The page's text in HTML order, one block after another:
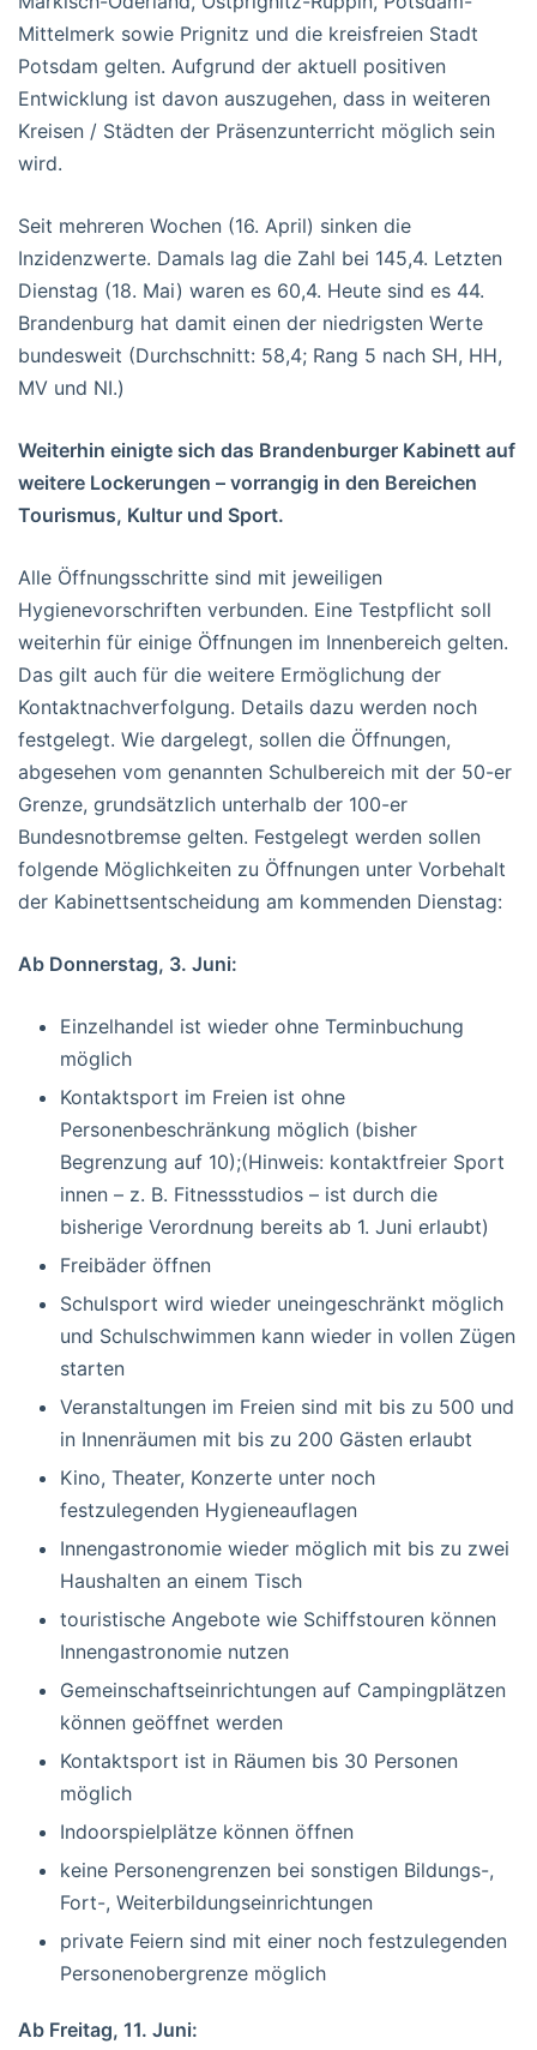
Mittelmerk sowie Prignitz und die kreisfreien Stadt
Potsdam gelten. Aufgrund der aktuell positiven
Entwicklung ist davon auszugehen, dass in weiteren
Kreisen / Städten der Präsenzunterricht möglich sein
wird.
Seit mehreren Wochen (16. April) sinken die
Inzidenzwerte. Damals lag die Zahl bei 145,4. Letzten
Dienstag (18. Mai) waren es 60,4. Heute sind es 44.
Brandenburg hat damit einen der niedrigsten Werte
bundesweit (Durchschnitt: 58,4; Rang 5 nach SH, HH,
MV und NI.)
Weiterhin einigte sich das Brandenburger Kabinett auf
weitere Lockerungen – vorrangig in den Bereichen
Tourismus, Kultur und Sport.
Alle Öffnungsschritte sind mit jeweiligen
Hygienevorschriften verbunden. Eine Testpflicht soll
weiterhin für einige Öffnungen im Innenbereich gelten.
Das gilt auch für die weitere Ermöglichung der
Kontaktnachverfolgung. Details dazu werden noch
festgelegt. Wie dargelegt, sollen die Öffnungen,
abgesehen vom genannten Schulbereich mit der 50-er
Grenze, grundsätzlich unterhalb der 100-er
Bundesnotbremse gelten. Festgelegt werden sollen
folgende Möglichkeiten zu Öffnungen unter Vorbehalt
der Kabinettsentscheidung am kommenden Dienstag:
Ab Donnerstag, 3. Juni:
Einzelhandel ist wieder ohne Terminbuchung
möglich
Kontaktsport im Freien ist ohne
Personenbeschränkung möglich (bisher
Begrenzung auf 10);(Hinweis: kontaktfreier Sport
innen – z. B. Fitnessstudios – ist durch die
bisherige Verordnung bereits ab 1. Juni erlaubt)
Freibäder öffnen
Schulsport wird wieder uneingeschränkt möglich
und Schulschwimmen kann wieder in vollen Zügen
starten
Veranstaltungen im Freien sind mit bis zu 500 und
in Innenräumen mit bis zu 200 Gästen erlaubt
Kino, Theater, Konzerte unter noch
festzulegenden Hygieneauflagen
Innengastronomie wieder möglich mit bis zu zwei
Haushalten an einem Tisch
touristische Angebote wie Schiffstouren können
Innengastronomie nutzen
Gemeinschaftseinrichtungen auf Campingplätzen
können geöffnet werden
Kontaktsport ist in Räumen bis 30 Personen
möglich
Indoorspielplätze können öffnen
keine Personengrenzen bei sonstigen Bildungs-,
Fort-, Weiterbildungseinrichtungen
private Feiern sind mit einer noch festzulegenden
Personenobergrenze möglich
Ab Freitag, 11. Juni: